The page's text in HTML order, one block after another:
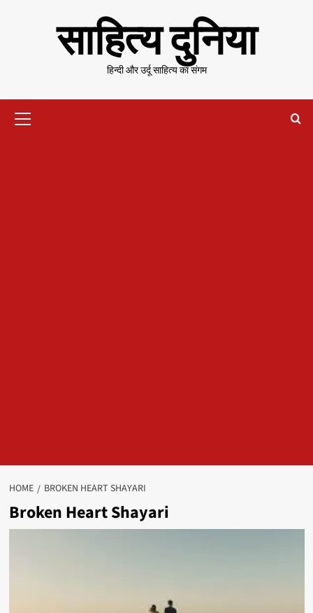
साहित्य दुनिया
हिन्दी और उर्दू साहित्य का संगम
Menu
HOME BROKEN HEART SHAYARI
Broken Heart Shayari